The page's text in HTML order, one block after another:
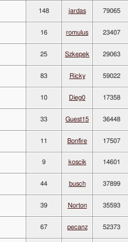
148 jardas 79065
16 romulus 23407
25 Szkepek 29063
83 Ricky 59022
10 Dieg0 17358
33 Guest15 36448
11 Bonfire 17507
9 koscik 14601
44 busch 37899
39 Norton 35593
67 pecanz 52373